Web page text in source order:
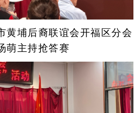
黄埔后裔联谊会开福区分会
萌主持抢答赛